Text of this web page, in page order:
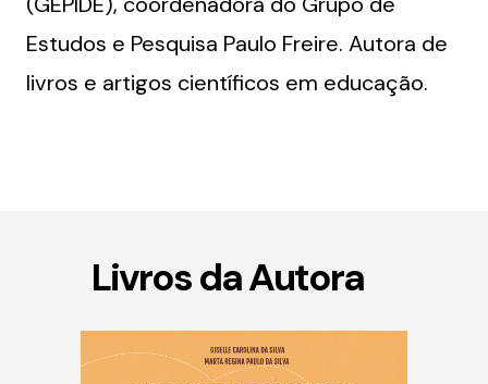
Estudos e Pesquisa Paulo Freire. Autora de
livros e artigos científicos em educação.
Livros da Autora